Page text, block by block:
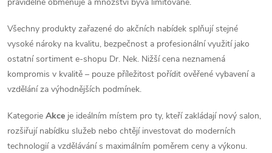
k
y
v
ý
p
i
pravidelně obměňuje a množství bývá limitované.
Všechny produkty zařazené do akčních nabídek splňují stejné
vysoké nároky na kvalitu, bezpečnost a profesionální využití jako
ostatní sortiment e-shopu Dr. Nek. Nižší cena neznamená
kompromis v kvalitě – pouze příležitost pořídit ověřené vybavení a
vzdělání za výhodnějších podmínek.
Kategorie Akce je ideálním místem pro ty, kteří zakládají nový salon,
rozšiřují nabídku služeb nebo chtějí investovat do moderních
technologií a vzdělávání s maximálním poměrem ceny a výkonu.